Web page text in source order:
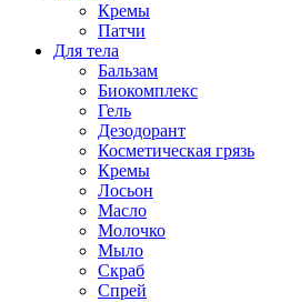
Кремы
Патчи
Для тела
Бальзам
Биокомплекс
Гель
Дезодорант
Косметическая грязь
Кремы
Лосьон
Масло
Молочко
Мыло
Скраб
Спрей